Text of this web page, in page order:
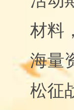
材料
海量
松征